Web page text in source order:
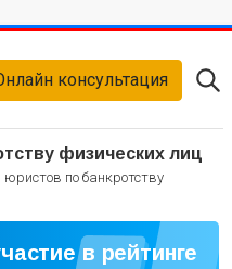
физических лиц
по банкротству
консультация
в рейтинге